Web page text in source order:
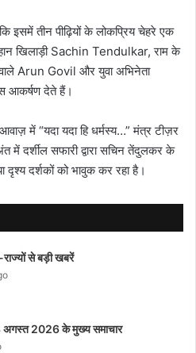
इसमें तीन पीढ़ियों के लोकप्रिय चेहरे एक
खिलाड़ी Sachin Tendulkar, राम के
Arun Govil और युवा अभिनेता
आकर्षण देते हैं।
में “यदा यदा हि धर्मस्य…” मंत्र टीज़र
में दर्शील सफारी द्वारा सचिन तेंदुलकर के
दृश्य दर्शकों को भावुक कर रहा है।
से बड़ी खबरें
अगस्त 2026 के मुख्य समाचार